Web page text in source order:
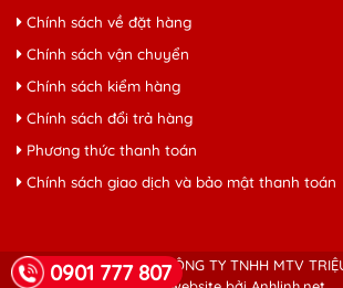
0901 777 807
Chính sách về đặt hàng
Chính sách vận chuyển
Chính sách kiểm hàng
Chính sách đổi trả hàng
Phương thức thanh toán
Chính sách giao dịch và bảo mật thanh toán
© Copyright 2026 CÔNG TY TNHH MTV